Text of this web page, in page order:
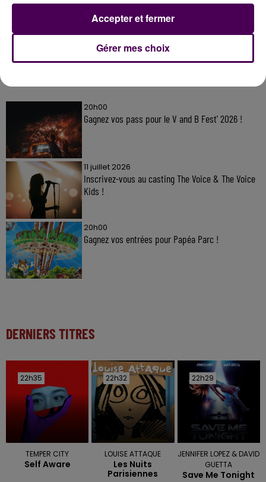
20h00
Gagnez vos pass pour le V and B Fest' 2026 !
11 juillet 2026
Inscrivez-vous au casting The Voice & The Voice
Kids !
20h00
Gagnez vos entrées pour Papéa Parc !
DERNIERS TITRES
22h35
22h35
TEMPER CITY
Self Aware
22h32
22h32
LOUISE ATTAQUE
Les Nuits
Parisiennes
22h29
22h29
JENNIFER LOPEZ & DAVID
GUETTA
Save Me Tonight
Gérer mes choix
Accepter et fermer